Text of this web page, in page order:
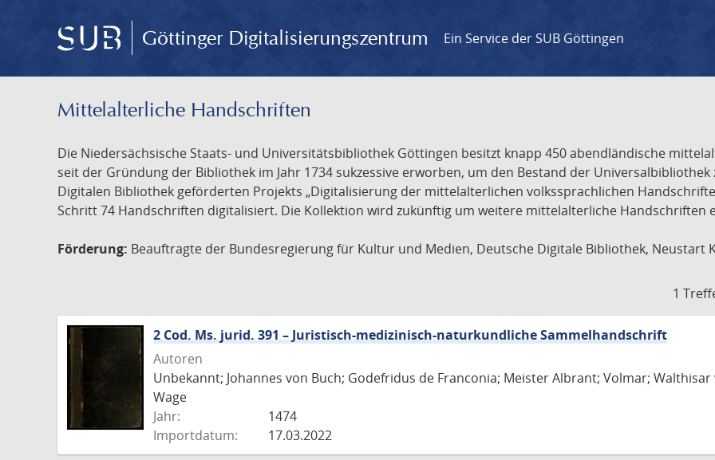
Göttinger Digitalisierungszentrum Ein Service der SUB Göttingen
Mittelalterliche Handschriften
Die Niedersächsische Staats- und Universitätsbibliothek Göttingen besitzt knapp 450 abendländische
seit der Gründung der Bibliothek im Jahr 1734 sukzessive erworben, um den Bestand der
Digitalen Bibliothek geförderten Projekts „Digitalisierung der mittelalterlichen volkssprachlichen
Schritt 74 Handschriften digitalisiert. Die Kollektion wird zukünftig um weitere mittelalterliche Handschriften
Förderung: Beauftragte der Bundesregierung für Kultur und Medien, Deutsche Digitale Bibliothek, Neustart
1
2 Cod. Ms. jurid. 391 – Juristisch-medizinisch-naturkundliche Sammelhandschrift
Autoren
Unbekannt; Johannes von Buch; Godefridus de Franconia; Meister Albrant; Volmar;
Wage
Jahr:
1474
Importdatum:
17.03.2022